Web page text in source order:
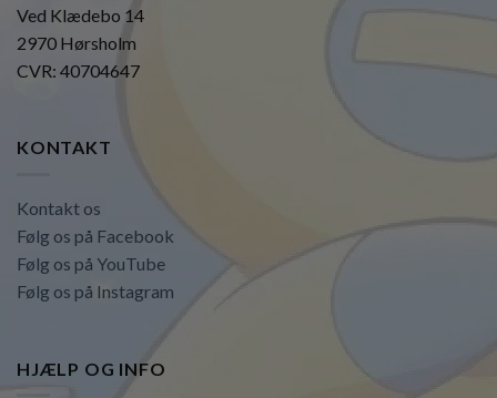
Ved Klædebo 14
2970 Hørsholm
CVR: 40704647
KONTAKT
Kontakt os
Følg os på Facebook
Følg os på YouTube
Følg os på Instagram
HJÆLP OG INFO